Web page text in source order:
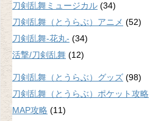
刀剣乱舞ミュージカル (34)
刀剣乱舞（とうらぶ）アニメ (52)
刀剣乱舞-花丸- (34)
活撃/刀剣乱舞 (12)
刀剣乱舞（とうらぶ）グッズ (98)
刀剣乱舞（とうらぶ）ポケット攻略
MAP攻略 (11)